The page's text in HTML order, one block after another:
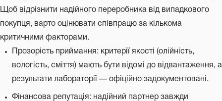
Щоб відрізнити надійного переробника від випадкового
покупця, варто оцінювати співпрацю за кількома
критичними факторами.
Прозорість приймання: критерії якості (олійність,
вологість, сміття) мають бути відомі до відвантаження, а
результати лабораторії — офіційно задокументовані.
Фінансова репутація: надійний партнер завжди